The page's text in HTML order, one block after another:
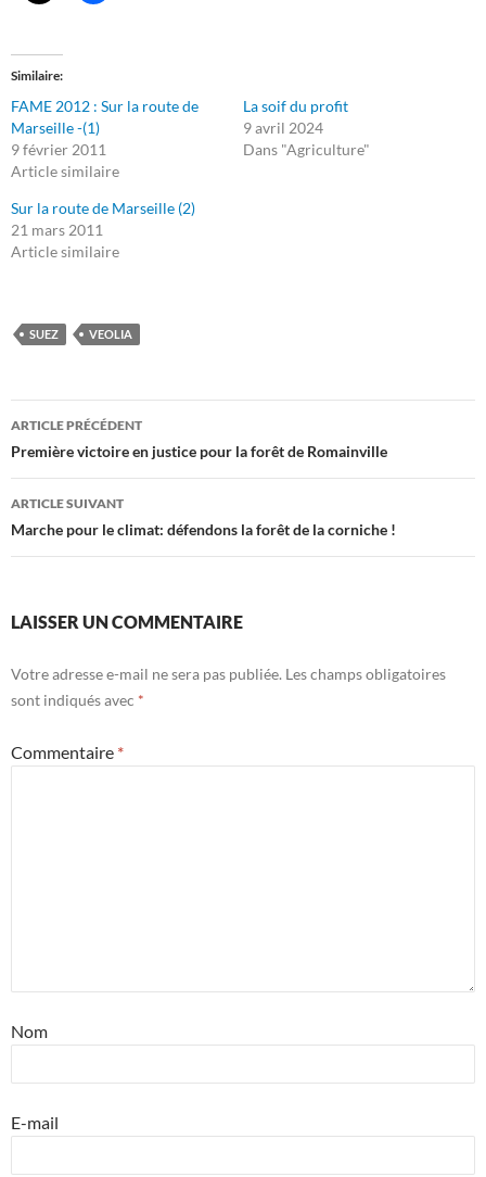
Similaire
FAME 2012 : Sur la route de
Marseille -(1)
9 février 2011
Article similaire
La soif du profit
9 avril 2024
Dans "Agriculture"
Sur la route de Marseille (2)
21 mars 2011
Article similaire
SUEZ VEOLIA
Navigation
des
articles
ARTICLE PRÉCÉDENT
Première victoire en justice pour la forêt de Romainville
ARTICLE SUIVANT
Marche pour le climat: défendons la forêt de la corniche !
LAISSER UN COMMENTAIRE
Votre adresse e-mail ne sera pas publiée. Les champs obligatoires
sont indiqués avec *
Commentaire *
Nom
E-mail